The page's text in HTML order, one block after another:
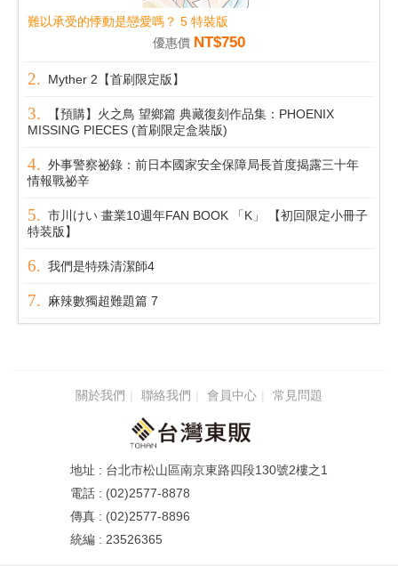
難以承受的悸動是戀愛嗎？ 5 特裝版
優惠價 NT$750
Myther 2【首刷限定版】
【預購】火之鳥 望鄉篇 典藏復刻作品集：PHOENIX
MISSING PIECES (首刷限定盒裝版)
外事警察祕錄：前日本國家安全保障局長首度揭露三十年
情報戰祕辛
市川けい 畫業10週年FAN BOOK 「K」 【初回限定小冊子
特装版】
我們是特殊清潔師4
麻辣數獨超難題篇 7
關於我們 聯絡我們 會員中心 常見問題
台北市松山區南京東路四段130號2樓之1
(02)2577-8878
(02)2577-8896
23526365